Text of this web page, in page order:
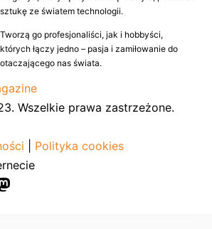
sztukę ze światem technologii.
Tworzą go profesjonaliści, jak i hobbyści,
których łączy jedno – pasja i zamiłowanie do
otaczającego nas świata.
Wszelkie prawa zastrzeżone.
Polityka cookies